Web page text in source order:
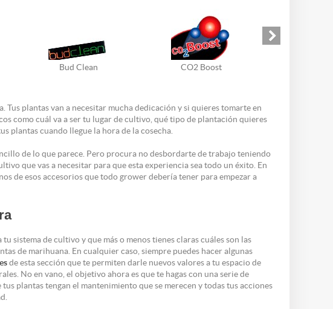
Bud Clean CO2 Boost
plantas van a necesitar mucha dedicación y si quieres tomarte en
como cuál va a ser tu lugar de cultivo, qué tipo de plantación quieres
plantas cuando llegue la hora de la cosecha.
de lo que parece. Pero procura no desbordarte de trabajo teniendo
que vas a necesitar para que esta experiencia sea todo un éxito. En
de esos accesorios que todogrowerdebería tener para empezar a
sistema de cultivo y que más o menos tienes claras cuáles son las
de marihuana. En cualquier caso, siempre puedes hacer algunas
de esta sección que te permiten darle nuevos valores a tu espacio de
No en vano, el objetivo ahora es que te hagas con una serie de
plantas tengan el mantenimiento que se merecen y todas tus acciones